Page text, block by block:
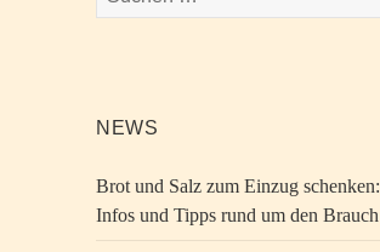
nach:
NEWS
Brot und Salz zum Einzug schenken:
Infos und Tipps rund um den Brauch